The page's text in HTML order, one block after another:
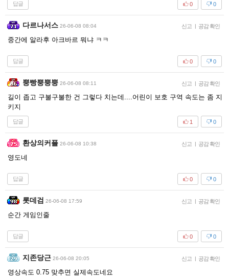
답글 0
0
다르나서스 26-06-08 08:04 신고 | 공감 확인
중간에 알라후 아크바르 뭐냐 ㅋㅋ
답글 0
0
뿡빵뿡뿡뿡 26-06-08 08:11 신고 | 공감 확인
길이 좁고 구불구불한 건 그렇다 치는데....어린이 보호 구역 속도는 좀 지
키지
답글 0
1
환상의커플 26-06-08 10:38 신고 | 공감 확인
영도네
답글 0
0
롯데검 26-06-08 17:59 신고 | 공감 확인
순간 게임인줄
답글 0
0
지존당근 26-06-08 20:05 신고 | 공감 확인
영상속도 0.75 맞추면 실제속도네요